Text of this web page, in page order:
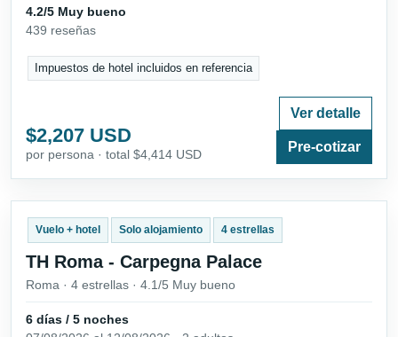
4.2/5 Muy bueno
439 reseñas
Impuestos de hotel incluidos en referencia
$2,207 USD
por persona · total $4,414 USD
Ver detalle
Pre-cotizar
Vuelo + hotel Solo alojamiento 4 estrellas
TH Roma - Carpegna Palace
Roma · 4 estrellas · 4.1/5 Muy bueno
6 días / 5 noches